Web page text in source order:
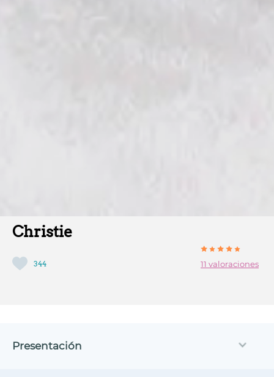
Christie
344 11 valoraciones
Presentación